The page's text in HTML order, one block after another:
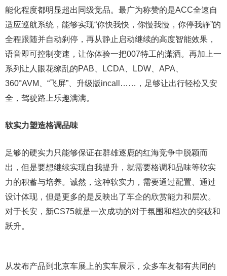
能化程度都明显超出同级竞品。最广为称赞的是ACC全速自
适应巡航系统，能够实现“你快我快，你慢我慢，你停我静”的
全程跟随并自动刹停，再从静止启动继续的高度智能效果，
语音即可控制变速，让你体验一把007特工的潇洒。再加上一
系列让人眼花缭乱的PAB、LCDA、LDW、APA、
360°AVM、“飞屏”、升级版incall……，足够让出行轻松又安
全，驾驶路上乐趣满满。
软实力塑造格调品味
足够的硬实力只能够保证在群雄逐鹿的红海竞争中脱颖而
出，但是要想继续实现自我提升，就需要格调和品味等软实
力的积蓄与培养。诚然，这种软实力，需要通过配置、通过
设计体现，但是更多的是反映出了车企的欣赏能力和层次。
对于长安，新CS75就是一次成功的对于氛围和档次的突破和
跃升。
从发布产品到北京车展上的实车展示，众多车友都有共同的